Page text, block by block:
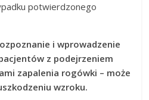
potwierdzonego
i wprowadzenie
z podejrzeniem
zapalenia rogówki – może
wzroku.